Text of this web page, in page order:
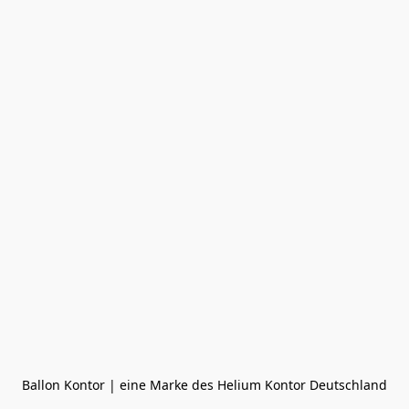
Ballon Kontor | eine Marke des Helium Kontor Deutschland